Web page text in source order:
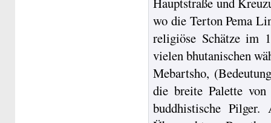
wo die Terton Pema
religiöse Schätze im
vielen bhutanischen
Mebartsho,
die breite Palette
buddhistische